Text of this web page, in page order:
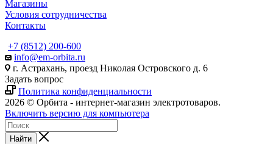
Магазины
Условия сотрудничества
Контакты
+7 (8512) 200-600
info@em-orbita.ru
г. Астрахань, проезд Николая Островского д. 6
Задать вопрос
Политика конфиденциальности
2026 © Орбита - интернет-магазин электротоваров.
Включить версию для компьютера
Найти